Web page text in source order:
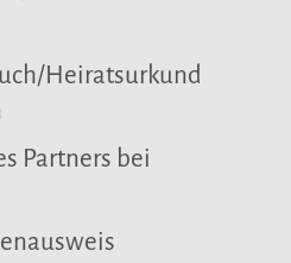
Heiratsurkunde
Partners bei